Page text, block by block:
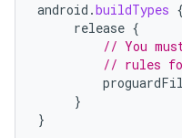
android .buildTypes {
release {
// You
// rules
}
}